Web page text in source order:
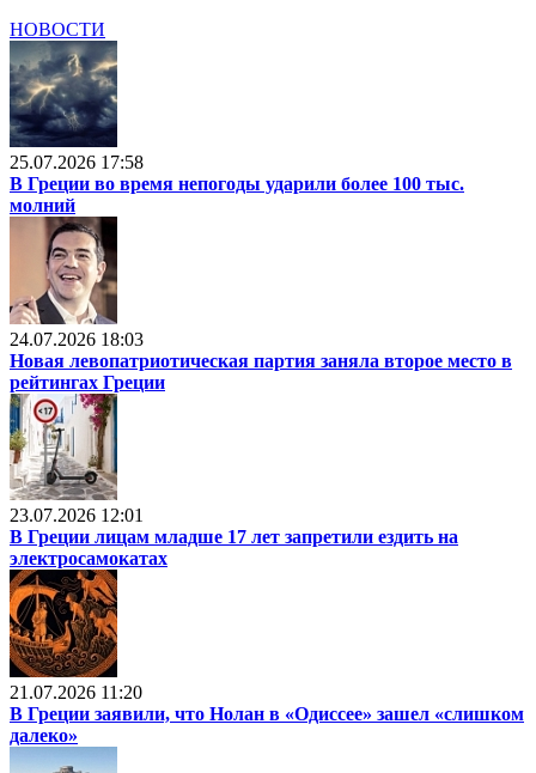
НОВОСТИ
25.07.2026 17:58
В Греции во время непогоды ударили более 100 тыс.
молний
24.07.2026 18:03
Новая левопатриотическая партия заняла второе место в
рейтингах Греции
23.07.2026 12:01
В Греции лицам младше 17 лет запретили ездить на
электросамокатах
21.07.2026 11:20
В Греции заявили, что Нолан в «Одиссее» зашел «слишком
далеко»